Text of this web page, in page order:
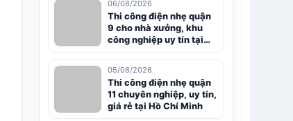
06/08/2026
Thi công điện nhẹ quận
9 cho nhà xưởng, khu
công nghiệp uy tín tại
05/08/2026
Thi công điện nhẹ quận
11 chuyên nghiệp, uy tín,
giá rẻ tại Hồ Chí Minh